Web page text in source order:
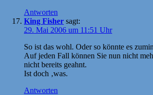
Antworten
King Fisher sagt:
29. Mai 2006 um 11:51 Uhr
So ist das wohl. Oder so könnte es
Auf jeden Fall können Sie nun nicht
nicht bereits geahnt.
Ist doch ‚was.
Antworten